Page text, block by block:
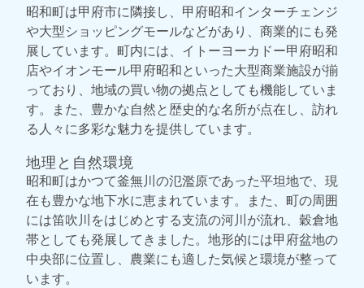
昭和町は甲府市に隣接し、甲府昭和インターチェンジ
や大型ショッピングモールなどがあり、商業的にも発
展しています。町内には、イトーヨーカドー甲府昭和
店やイオンモール甲府昭和といった大型商業施設が揃
っており、地域の買い物の拠点としても機能していま
す。また、豊かな自然と歴史的な名所が点在し、訪れ
る人々に多彩な魅力を提供しています。
地理と自然環境
昭和町はかつて釜無川の氾濫原であった平坦地で、現
在も豊かな地下水に恵まれています。また、町の周囲
には笛吹川をはじめとする支流の河川が流れ、穀倉地
帯としても発展してきました。地形的には甲府盆地の
中央部に位置し、農業にも適した気候と環境が整って
います。